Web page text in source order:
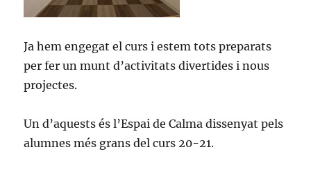
Ja hem engegat el curs i estem tots preparats
per fer un munt d’activitats divertides i nous
projectes.
Un d’aquests és l’Espai de Calma dissenyat pels
alumnes més grans del curs 20-21.